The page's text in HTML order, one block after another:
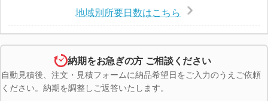
地域別所要日数はこちら
納期をお急ぎの方 ご相談ください
自動見積後、注文・見積フォームに納品希望日をご入力のうえご依頼
ください。納期を調整しご返答いたします。